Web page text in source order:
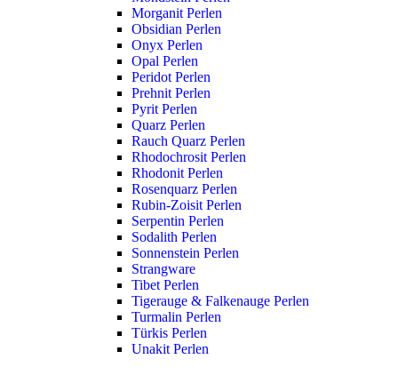
Morganit Perlen
Obsidian Perlen
Onyx Perlen
Opal Perlen
Peridot Perlen
Prehnit Perlen
Pyrit Perlen
Quarz Perlen
Rauch Quarz Perlen
Rhodochrosit Perlen
Rhodonit Perlen
Rosenquarz Perlen
Rubin-Zoisit Perlen
Serpentin Perlen
Sodalith Perlen
Sonnenstein Perlen
Strangware
Tibet Perlen
Tigerauge & Falkenauge Perlen
Turmalin Perlen
Türkis Perlen
Unakit Perlen